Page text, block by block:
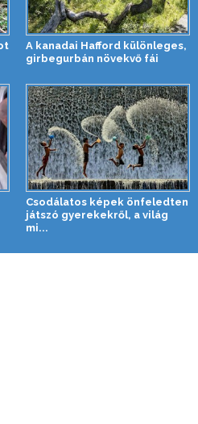
A kanadai Hafford különleges,
girbegurbán növekvő fái
Csodálatos képek önfeledten
játszó gyerekekről, a világ
mi...